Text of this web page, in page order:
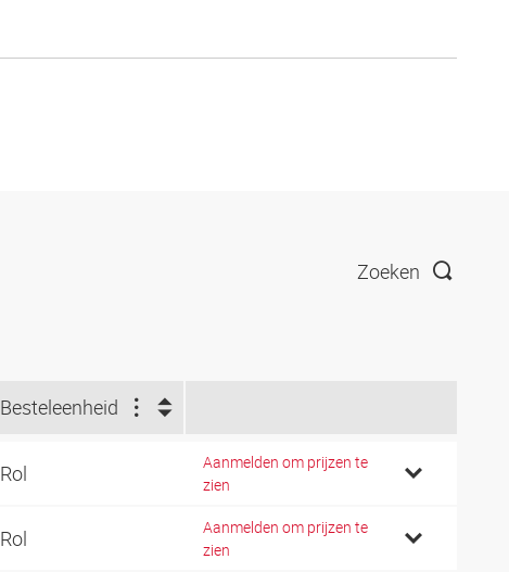
Zoeken
Besteleenheid
Rol
Aanmelden om prijzen te
zien
Rol
Aanmelden om prijzen te
zien